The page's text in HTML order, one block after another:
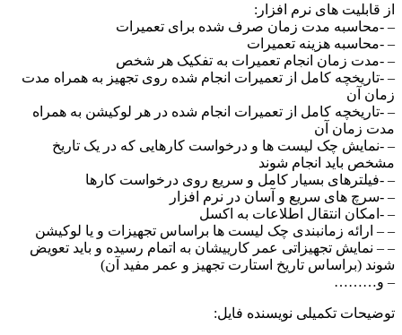
از قابلیت های نرم افزار:
– -محاسبه مدت زمان صرف شده برای تعمیرات
– -محاسبه هزینه تعمیرات
– -مدت زمان انجام تعمیرات به تفکیک هر شخص
– -تاریخچه کامل از تعمیرات انجام شده روی تجهیز به همراه مدت
زمان آن
– -تاریخچه کامل از تعمیرات انجام شده در هر لوکیشن به همراه
مدت زمان آن
– -نمایش چک لیست ها و درخواست کارهایی که در یک تاریخ
مشخص باید انجام شوند
– -فیلترهای بسیار کامل و سریع روی درخواست کارها
– -سرچ های سریع و آسان در نرم افزار
– -امکان انتقال اطلاعات به اکسل
– – ارائه زمانبندی چک لیست ها براساس تجهیزات و یا لوکیشن
– – نمایش تجهیزاتی عمر کارییشان به اتمام رسیده و باید تعویض
شوند (براساس تاریخ استارت تجهیز و عمر مفید آن)
– و………
توضیحات تکمیلی نویسنده فایل: